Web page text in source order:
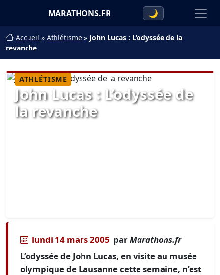
MARATHONS.FR 🌙
Accueil » Athlétisme » John Lucas : L’odyssée de la
revanche
ATHLÉTISME
John Lucas : L’odyssée de
la revanche
lundi 14 mars 2005 parMarathons.fr
L’odyssée de John Lucas, en visite au musée
olympique de Lausanne cette semaine, n’est